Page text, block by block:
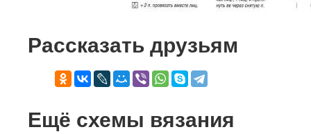
Рассказать друзьям
Ещё схемы вязания